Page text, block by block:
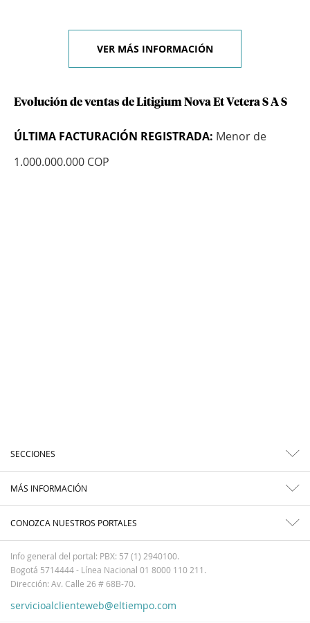
VER MÁS INFORMACIÓN
Evolución de ventas de Litigium Nova Et Vetera S A S
ÚLTIMA FACTURACIÓN REGISTRADA: Menor de
1.000.000.000 COP
SECCIONES
MÁS INFORMACIÓN
CONOZCA NUESTROS PORTALES
Info general del portal: PBX: 57 (1) 2940100.
Bogotá 5714444 - Línea Nacional 01 8000 110 211.
Dirección: Av. Calle 26 # 68B-70.
servicioalclienteweb@eltiempo.com